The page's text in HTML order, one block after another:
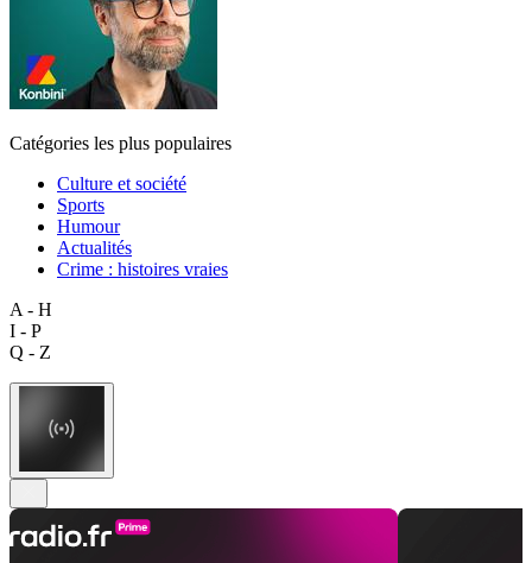
Catégories les plus populaires
Culture et société
Sports
Humour
Actualités
Crime : histoires vraies
A - H
I - P
Q - Z